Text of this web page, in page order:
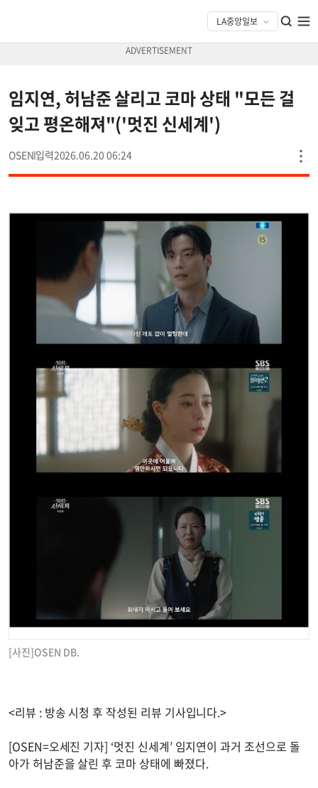
임지연, 허남준 살리고 코마 상태 "모든 걸
잊고 평온해져"('멋진 신세계')
OSEN 2026.06.20 06:24
[사진]OSEN DB.
<리뷰 : 방송 시청 후 작성된 리뷰 기사입니다.>
[OSEN=오세진 기자] ‘멋진 신세계’ 임지연이 과거 조선으로 돌
아가 허남준을 살린 후 코마 상태에 빠졌다.